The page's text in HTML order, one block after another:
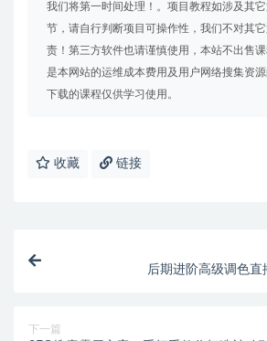
我们将第一时间处理！。项目教程如涉及其
节，请自行判断项目可操作性，我们不对其
责！第三方软件也请谨慎使用，本站不出售
是本网站的运维成本费用及用户网络搜集资源
下载的课程仅供学习使用。
收藏 链接
后期进阶高级调色直
下一篇